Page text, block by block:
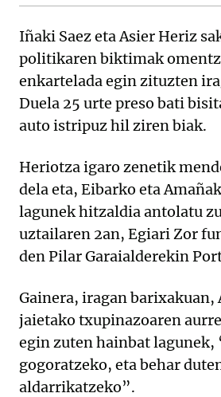
Iñaki Saez eta Asier Heriz
politikaren biktimak
enkartelada egin zituzten
Duela 25 urte preso bati
auto istripuz hil ziren biak.
Heriotza igaro zenetik
dela eta, Eibarko eta
lagunek hitzaldia antolatu
uztailaren 2an, Egiari Zor
den Pilar Garaialderekin
Gainera, iragan barixakuan,
jaietako txupinazoaren
egin zuten hainbat lagunek,
gogoratzeko, eta behar
aldarrikatzeko”.